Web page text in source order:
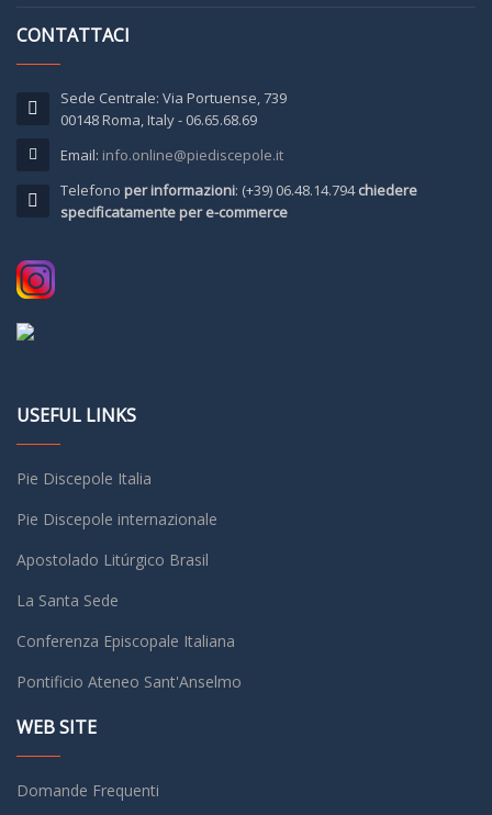
CONTATTACI
Sede Centrale: Via Portuense, 739
00148 Roma, Italy - 06.65.68.69
Email: info.online@piediscepole.it
Telefono per informazioni: (+39) 06.48.14.794chiedere
specificatamente per e-commerce
USEFUL LINKS
Pie Discepole Italia
Pie Discepole internazionale
Apostolado Litúrgico Brasil
La Santa Sede
Conferenza Episcopale Italiana
Pontificio Ateneo Sant'Anselmo
WEB SITE
Domande Frequenti